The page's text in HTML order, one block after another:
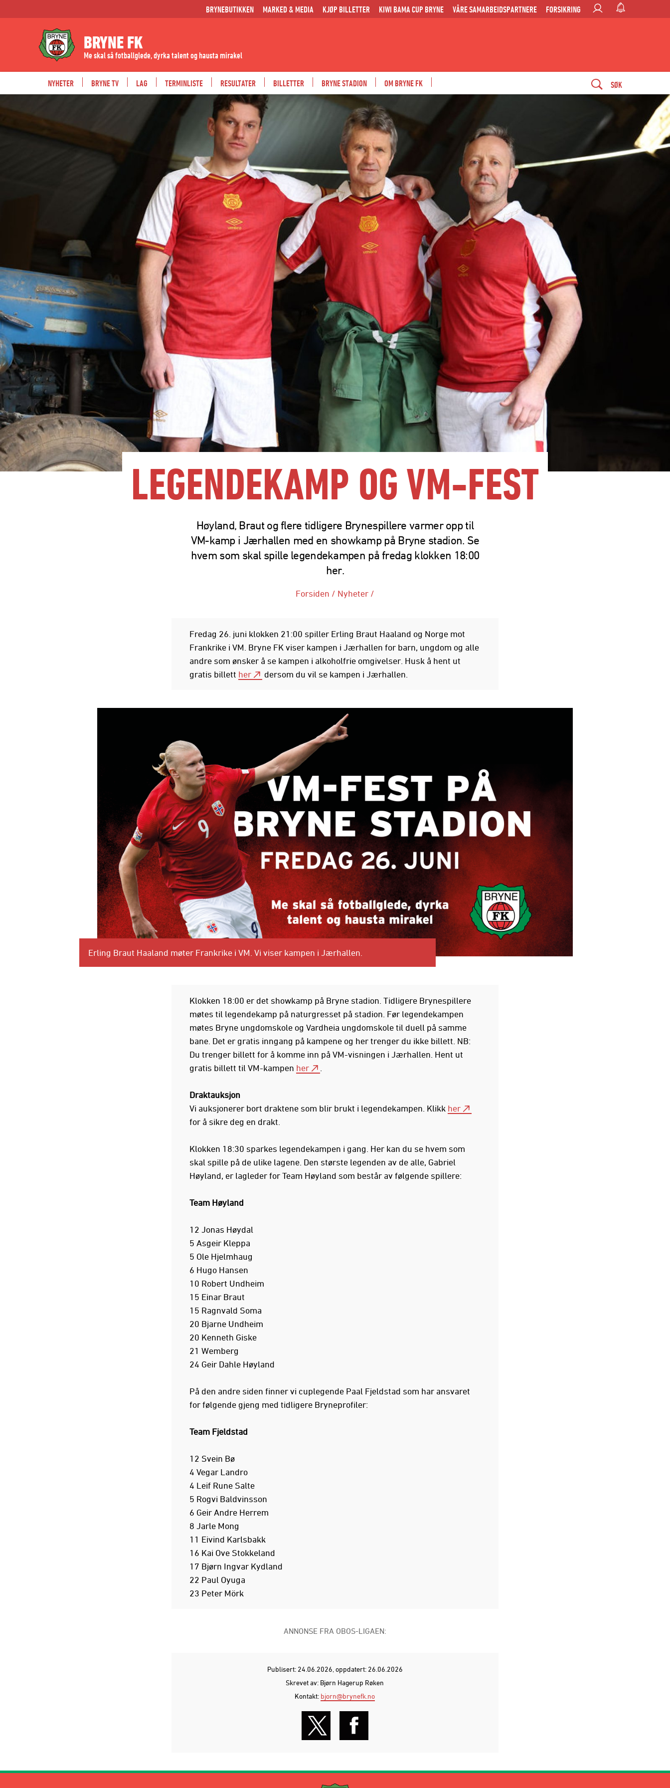
BRYNEBUTIKKEN MARKED & MEDIA KJØP BILLETTER KIWI BAMA CUP BRYNE VÅRE SAMARBEIDSPARTNERE FORSIKRING
BRYNE FK
Me skal så fotballglede, dyrka talent og hausta mirakel
NYHETER BRYNE TV LAG TERMINLISTE RESULTATER BILLETTER BRYNE STADION OM BRYNE FK SØK
LEGENDEKAMP OG VM-FEST
Høyland, Braut og flere tidligere Brynespillere varmer opp til
VM-kamp i Jærhallen med en showkamp på Bryne stadion. Se
hvem som skal spille legendekampen på fredag klokken 18:00
her.
Forsiden / Nyheter /
Fredag 26. juni klokken 21:00 spiller Erling Braut Haaland og Norge mot
Frankrike i VM. Bryne FK viser kampen i Jærhallen for barn, ungdom og alle
andre som ønsker å se kampen i alkoholfrie omgivelser. Husk å hent ut
gratis billett her dersom du vil se kampen i Jærhallen.
Erling Braut Haaland møter Frankrike i VM. Vi viser kampen i Jærhallen.
Klokken 18:00 er det showkamp på Bryne stadion. Tidligere Brynespillere
møtes til legendekamp på naturgresset på stadion. Før legendekampen
møtes Bryne ungdomskole og Vardheia ungdomskole til duell på samme
bane. Det er gratis inngang på kampene og her trenger du ikke billett. NB:
Du trenger billett for å komme inn på VM-visningen i Jærhallen. Hent ut
gratis billett til VM-kampen her
Draktauksjon
Vi auksjonerer bort draktene som blir brukt i legendekampen. Klikk her
for å sikre deg en drakt.
Klokken 18:30 sparkes legendekampen i gang. Her kan du se hvem som
skal spille på de ulike lagene. Den største legenden av de alle, Gabriel
Høyland, er lagleder for Team Høyland som består av følgende spillere:
Team Høyland
12 Jonas Høydal
5 Asgeir Kleppa
5 Ole Hjelmhaug
6 Hugo Hansen
10 Robert Undheim
15 Einar Braut
15 Ragnvald Soma
20 Bjarne Undheim
20 Kenneth Giske
21 Wemberg
24 Geir Dahle Høyland
På den andre siden finner vi cuplegende Paal Fjeldstad som har ansvaret
for følgende gjeng med tidligere Bryneprofiler:
Team Fjeldstad
12 Svein Bø
4 Vegar Landro
4 Leif Rune Salte
5 Rogvi Baldvinsson
6 Geir Andre Herrem
8 Jarle Mong
11 Eivind Karlsbakk
16 Kai Ove Stokkeland
17 Bjørn Ingvar Kydland
22 Paul Oyuga
23 Peter Mörk
ANNONSE FRA OBOS-LIGAEN:
Publisert: 24.06.2026 , oppdatert: 26.06.2026
Skrevet av: Bjørn Hagerup Røken
Kontakt: bjorn@brynefk.no